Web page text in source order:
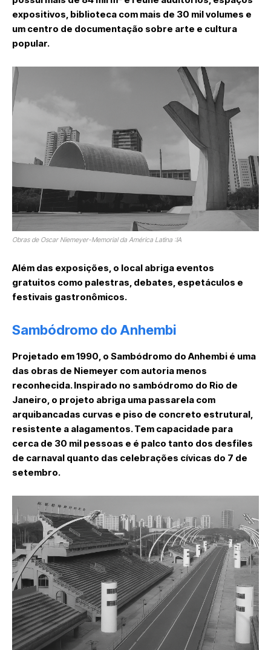
expositivos, biblioteca com mais de 30 mil volumes e
um centro de documentação sobre arte e cultura
popular.
Obras de Oscar Niemeyer-Memorial da América Latina :IA
Além das exposições, o local abriga eventos
gratuitos como palestras, debates, espetáculos e
festivais gastronômicos.
Sambódromo do Anhembi
Projetado em 1990, o Sambódromo do Anhembi é uma
das obras de Niemeyer com autoria menos
reconhecida. Inspirado no sambódromo do Rio de
Janeiro, o projeto abriga uma passarela com
arquibancadas curvas e piso de concreto estrutural,
resistente a alagamentos. Tem capacidade para
cerca de 30 mil pessoas e é palco tanto dos desfiles
de carnaval quanto das celebrações cívicas do 7 de
setembro.